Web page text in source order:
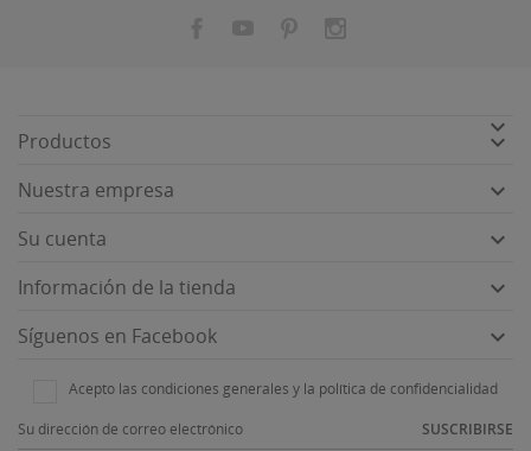

Productos 
Nuestra empresa 
Su cuenta 
Información de la tienda 
Síguenos en Facebook 
Acepto las condiciones generales y la política de confidencialidad
SUSCRIBIRSE